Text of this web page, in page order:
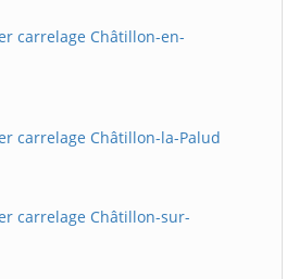
carrelage Châtillon-en-
carrelage Châtillon-la-Palud
carrelage Châtillon-sur-